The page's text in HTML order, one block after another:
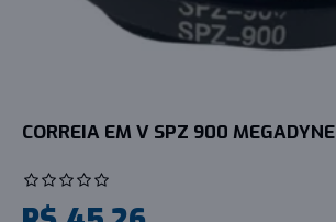
CORREIA EM V SPZ 900 MEGADYNE